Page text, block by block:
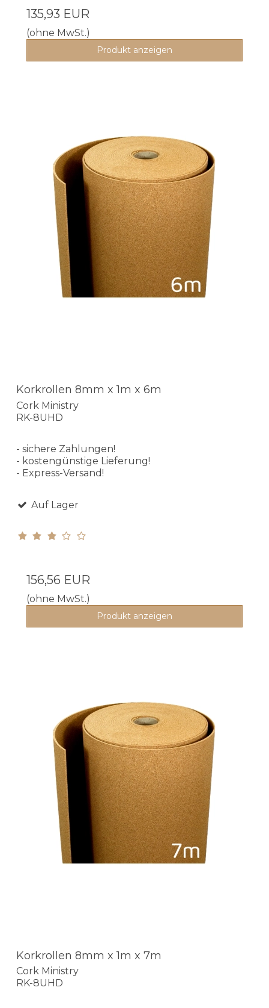
135,93 EUR
(ohne MwSt.)
Produkt anzeigen
Korkrollen 8mm x 1m x 6m
Cork Ministry
RK-8UHD
- sichere Zahlungen!
- kostengünstige Lieferung!
- Express-Versand!
Auf Lager
156,56 EUR
(ohne MwSt.)
Produkt anzeigen
Korkrollen 8mm x 1m x 7m
Cork Ministry
RK-8UHD